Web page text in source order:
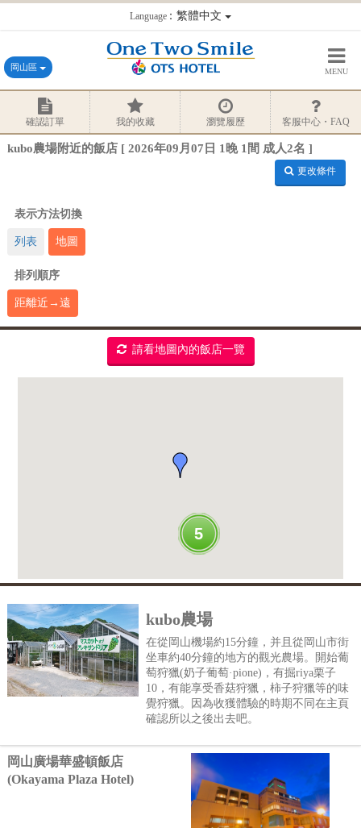
Language：繁體中文
岡山區 MENU
確認訂單 我的收藏 瀏覽履歷 客服中心・FAQ
kubo農場附近的飯店 [ 2026年09月07日 1晚 1間 成人2名 ]
更改條件
表示方法切換
列表 地圖
排列順序
距離近→遠
請看地圖內的飯店一覽
5
kubo農場
在從岡山機場約15分鐘，并且從岡山市街
坐車約40分鐘的地方的觀光農場。開始葡
萄狩獵(奶子葡萄·pione)，有掘riya栗子
10，有能享受香菇狩獵，柿子狩獵等的味
覺狩獵。因為收獲體驗的時期不同在主頁
確認所以之後出去吧。
岡山廣場華盛頓飯店
(Okayama Plaza Hotel)